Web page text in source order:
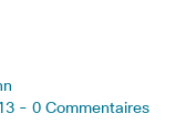
- 0 Commentaires